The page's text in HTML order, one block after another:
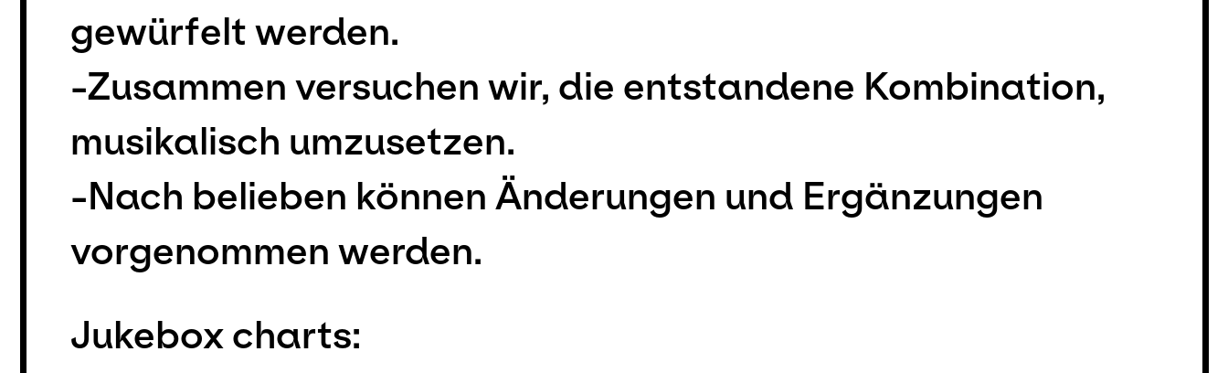
gewürfelt werden.
-Zusammen versuchen wir, die entstandene Kombination,
musikalisch umzusetzen.
-Nach belieben können Änderungen und Ergänzungen
vorgenommen werden.
Jukebox charts: